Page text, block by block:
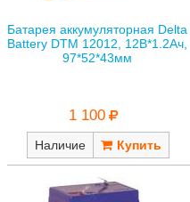
Батарея аккумуляторная Delta
Battery DTM 12012, 12В*1.2Ач,
97*52*43мм
1 100
Наличие